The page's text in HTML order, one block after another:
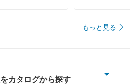
もっと見る
カタログから探す